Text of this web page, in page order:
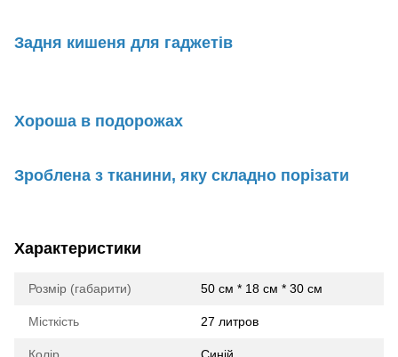
Задня кишеня для гаджетів
Хороша в подорожах
Зроблена з тканини, яку складно порізати
Характеристики
Розмір (габарити) 50 см * 18 см * 30 см
Місткість 27 литров